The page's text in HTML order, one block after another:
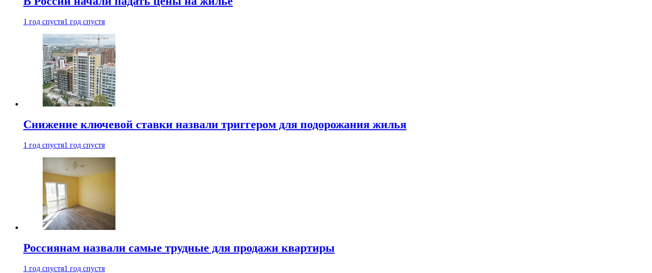
1 год спустя1 год спустя
Снижение ключевой ставки назвали триггером для подорожания жилья
1 год спустя1 год спустя
Россиянам назвали самые трудные для продажи квартиры
1 год спустя1 год спустя